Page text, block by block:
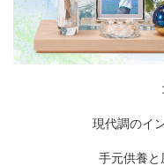
現代調のイ
手元供養と